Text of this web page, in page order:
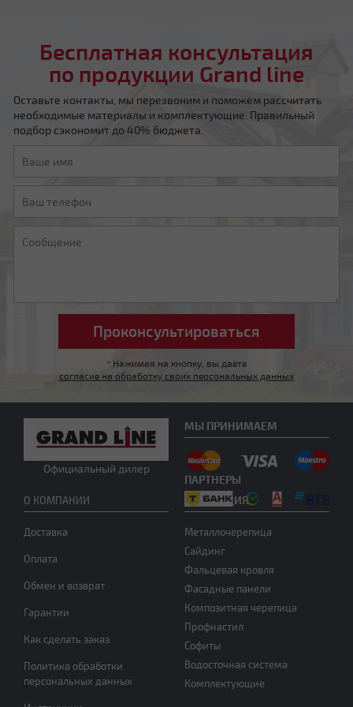
Бесплатная консультация
по продукции Grand line
Оставьте контакты, мы перезвоним и поможем рассчитать
необходимые материалы и комплектующие. Правильный
подбор сэкономит до 40% бюджета.
* Нажимая на кнопку, вы даете
согласие на обработку своих персональных данных
Официальный дилер
О КОМПАНИИ
Доставка
Оплата
Обмен и возврат
Гарантии
Как сделать заказ
Политика обработки
персональных данных
ПРОДУКЦИЯ
Металлочерепица
Сайдинг
Фальцевая кровля
Фасадные панели
Композитная черепица
Профнастил
Софиты
Водосточная система
Комплектующие
МЫ ПРИНИМАЕМ
ПАРТНЕРЫ
Другой тип крыши
Нужна консультация